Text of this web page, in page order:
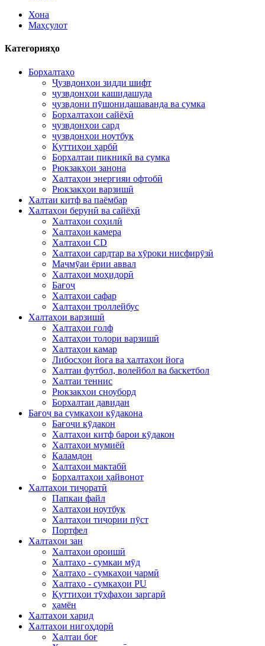
Хона
Маҳсулот
Категорияҳо
Борхалтаҳо
Ҷузвдонҳои зидди шифт
ҷузвдонҳои кашидашуда
ҷузвдони пӯшонидашаванда ва сумка
Борхалтаҳои сайёҳӣ
ҷузвдонҳои сард
ҷузвдонҳои ноутбук
Қуттиҳои ҳарбӣ
Борхалтаи пикникӣ ва сумка
Рюкзакҳои занона
Халтаҳои энергияи офтобӣ
Рюкзакҳои варзишӣ
Халтаи китф ва паёмбар
Халтаҳои берунӣ ва сайёҳӣ
Халтаҳои соҳилӣ
Халтаҳои камера
Халтаҳои CD
Халтаҳои сардтар ва хӯроки нисфирӯзӣ
Маҷмӯаи ёрии аввал
Халтаҳои моҳидорӣ
Бағоҷ
Халтаҳои сафар
Халтаҳои троллейбус
Халтаҳои варзишӣ
Халтаҳои голф
Халтаҳои толори варзишӣ
Халтаҳои камар
Либосҳои йога ва халтаҳои йога
Халтаи футбол, волейбол ва баскетбол
Халтаи теннис
Рюкзакҳои сноуборд
Борхалтаи давидан
Бағоҷ ва сумкаҳои кӯдакона
Бағоҷи кӯдакон
Халтаҳои китф барои кӯдакон
Халтаҳои мумиёӣ
Қаламдон
Халтаҳои мактабӣ
Борхалтаҳои ҳайвонот
Халтаҳои тиҷоратӣ
Папкаи файл
Халтаҳои ноутбук
Халтаҳои тиҷории пӯст
Портфел
Халтаҳои зан
Халтаҳои ороишӣ
Халтаҳо - сумкаи мӯд
Халтаҳо - сумкаҳои чармӣ
Халтаҳо - сумкаҳои PU
Қуттиҳои тӯҳфаҳои заргарӣ
ҳамён
Халтаҳои харид
Халтаҳои нигоҳдорӣ
Халтаи боғ